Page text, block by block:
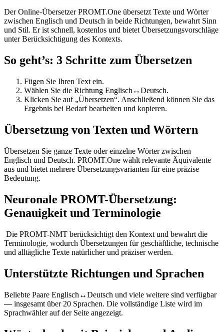
Der Online-Übersetzer PROMT.One übersetzt Texte und Wörter
zwischen Englisch und Deutsch in beide Richtungen, bewahrt Sinn
und Stil. Er ist schnell, kostenlos und bietet Übersetzungsvorschläge
unter Berücksichtigung des Kontexts.
So geht’s: 3 Schritte zum Übersetzen
Fügen Sie Ihren Text ein.
Wählen Sie die Richtung Englisch↔Deutsch.
Klicken Sie auf „Übersetzen“. Anschließend können Sie das
Ergebnis bei Bedarf bearbeiten und kopieren.
Übersetzung von Texten und Wörtern
Übersetzen Sie ganze Texte oder einzelne Wörter zwischen
Englisch und Deutsch. PROMT.One wählt relevante Äquivalente
aus und bietet mehrere Übersetzungsvarianten für eine präzise
Bedeutung.
Neuronale PROMT-Übersetzung:
Genauigkeit und Terminologie
Die PROMT-NMT berücksichtigt den Kontext und bewahrt die
Terminologie, wodurch Übersetzungen für geschäftliche, technische
und alltägliche Texte natürlicher und präziser werden.
Unterstützte Richtungen und Sprachen
Beliebte Paare Englisch↔Deutsch und viele weitere sind verfügbar
— insgesamt über 20 Sprachen. Die vollständige Liste wird im
Sprachwähler auf der Seite angezeigt.